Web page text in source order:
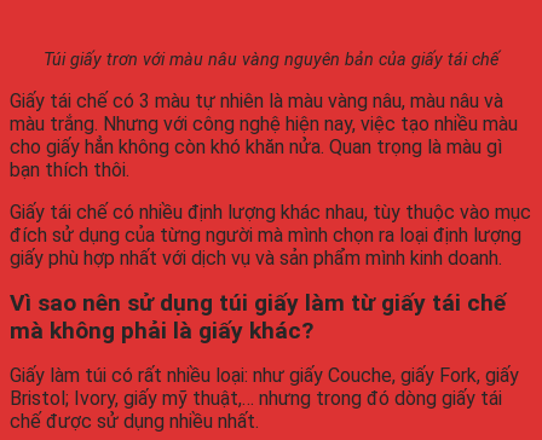
Túi giấy trơn với màu nâu vàng nguyên bản của giấy tái chế
Giấy tái chế có 3 màu tự nhiên là màu vàng nâu, màu nâu và
màu trắng. Nhưng với công nghệ hiện nay, việc tạo nhiều màu
cho giấy hẳn không còn khó khăn nửa. Quan trọng là màu gì
bạn thích thôi.
Giấy tái chế có nhiều định lượng khác nhau, tùy thuộc vào mục
đích sử dụng của từng người mà mình chọn ra loại định lượng
giấy phù hợp nhất với dịch vụ và sản phẩm mình kinh doanh.
Vì sao nên sử dụng túi giấy làm từ giấy tái chế
mà không phải là giấy khác?
Giấy làm túi có rất nhiều loại: như giấy Couche, giấy Fork, giấy
Bristol; Ivory, giấy mỹ thuật,… nhưng trong đó dòng giấy tái
chế được sử dụng nhiều nhất.